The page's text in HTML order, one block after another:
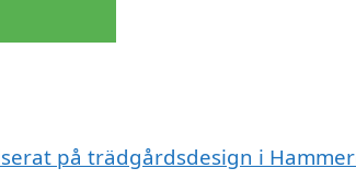
på trädgårdsdesign i